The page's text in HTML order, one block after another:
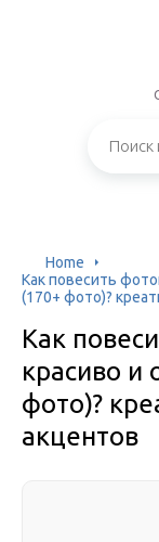
Home
Как повесить
(170+ фото)?
Как
красиво и
фото)?
акцентов